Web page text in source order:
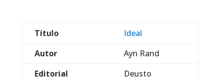
Título
Ideal
Autor
Ayn Rand
Editorial
Deusto